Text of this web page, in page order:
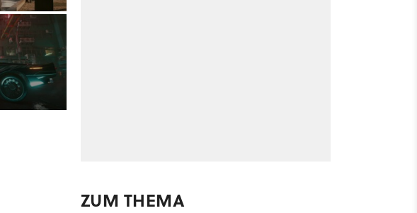
ZUM THEMA